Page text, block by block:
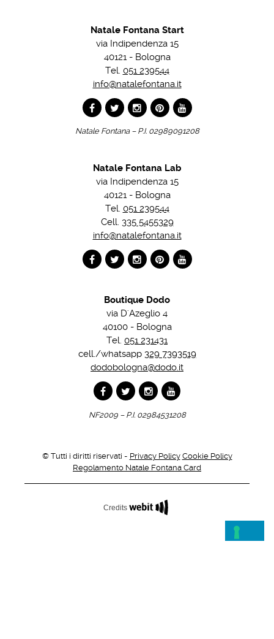
Natale Fontana Start
via Indipendenza 15
40121 - Bologna
Tel. 051 239544
info@natalefontana.it
Natale Fontana – P.I. 02989091208
Natale Fontana Lab
via Indipendenza 15
40121 - Bologna
Tel. 051 239544
Cell. 335 5455329
info@natalefontana.it
Boutique Dodo
via D'Azeglio 4
40100 - Bologna
Tel. 051 231431
cell./whatsapp 329 7393519
dodobologna@dodo.it
NF2009 – P.I. 02984531208
© Tutti i diritti riservati - Privacy Policy Cookie Policy
Regolamento Natale Fontana Card
Credits